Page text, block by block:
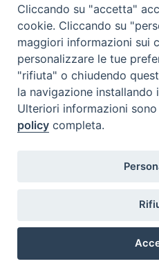
Scarica l'orario CHIUSURE/
@2022 - Istituto Superiore di
Cavalieri del Santo
Cliccando su "accetta"
cookie. Cliccando su
maggiori informazioni sui
personalizzare le tue
"rifiuta" o chiudendo
la navigazione installando
Ulteriori informazioni
policy completa.